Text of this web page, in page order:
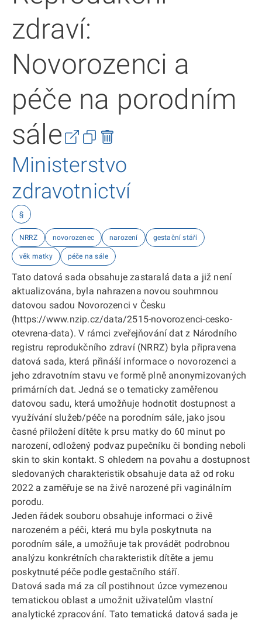
zdraví:
Novorozenci a
péče na porodním
sále
Ministerstvo
zdravotnictví
§
NRRZ novorozenec narození gestační stáří
věk matky péče na sále
Tato datová sada obsahuje zastaralá data a již není
aktualizována, byla nahrazena novou souhrnnou
datovou sadou Novorozenci v Česku
(https://www.nzip.cz/data/2515-novorozenci-cesko-
otevrena-data). V rámci zveřejňování dat z Národního
registru reprodukčního zdraví (NRRZ) byla připravena
datová sada, která přináší informace o novorozenci a
jeho zdravotním stavu ve formě plně anonymizovaných
primárních dat. Jedná se o tematicky zaměřenou
datovou sadu, která umožňuje hodnotit dostupnost a
využívání služeb/péče na porodním sále, jako jsou
časné přiložení dítěte k prsu matky do 60 minut po
narození, odložený podvaz pupečníku či bonding neboli
skin to skin kontakt. S ohledem na povahu a dostupnost
sledovaných charakteristik obsahuje data až od roku
2022 a zaměřuje se na živě narozené při vaginálním
porodu.
Jeden řádek souboru obsahuje informaci o živě
narozeném a péči, která mu byla poskytnuta na
porodním sále, a umožňuje tak provádět podrobnou
analýzu konkrétních charakteristik dítěte a jemu
poskytnuté péče podle gestačního stáří.
Datová sada má za cíl postihnout úzce vymezenou
tematickou oblast a umožnit uživatelům vlastní
analytické zpracování. Tato tematická datová sada je